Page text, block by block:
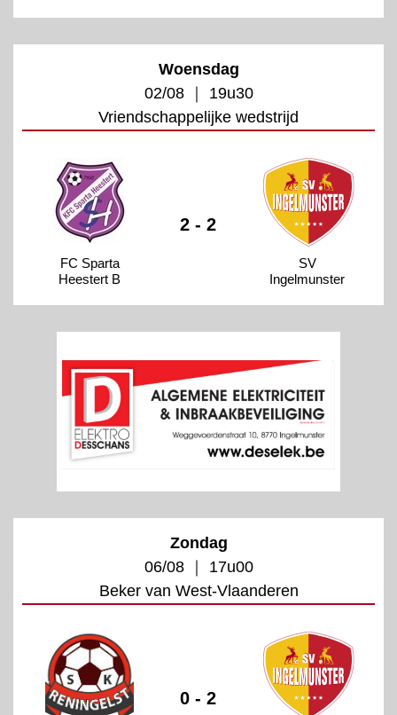
Woensdag
02/08 ｜ 19u30
Vriendschappelijke wedstrijd
FC Sparta
Heestert B
2 - 2
SV
Ingelmunster
Zondag
06/08 ｜ 17u00
Beker van West-Vlaanderen
0 - 2